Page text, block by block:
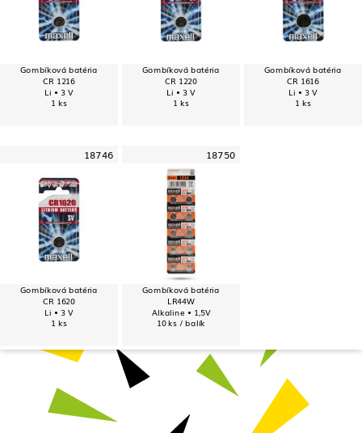
Gombíková batéria
CR 1216
Li • 3 V
1 ks
Gombíková batéria
CR 1220
Li • 3 V
1 ks
Gombíková batéria
CR 1616
Li • 3 V
1 ks
18746
Gombíková batéria
CR 1620
Li • 3 V
1 ks
18750
Gombíková batéria
LR44W
Alkaline • 1,5V
10 ks / balík